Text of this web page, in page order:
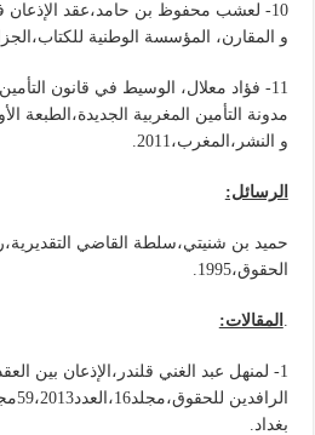
10- لعشب محفوظ بن حامد،عقد الإذعان
و المقارن، المؤسسة الوطنية للكتاب،الجزائر،
11- فؤاد معلال، الوسيط في قانون
مدونة التأمين المغربية الجديدة،الطبعة
و النشر،المغرب،2011.
الرسائل:
حميد بن شنيتي،سلطة القاضي
الحقوق،1995.
. المقالات:
1- لمنهل عبد الغني قلندر،الإذعان بين
بغداد.